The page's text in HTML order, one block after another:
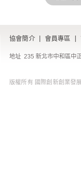
協會簡介| 會員專區
地址 235 新北市中和區中
版權所有 國際創新創業